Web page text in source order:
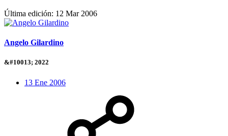
Última edición: 12 Mar 2006
Angelo Gilardino
&#10013; 2022
13 Ene 2006